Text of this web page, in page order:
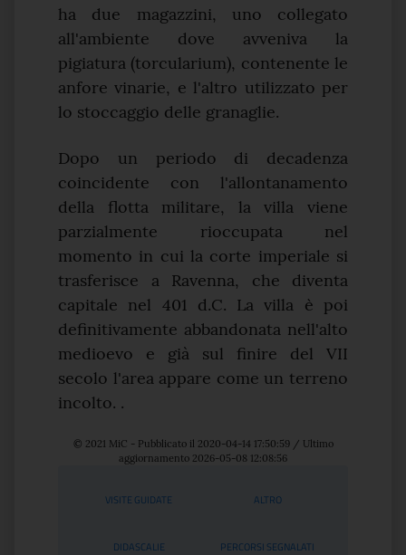
ha due magazzini, uno collegato
all'ambiente dove avveniva la
pigiatura (torcularium), contenente le
anfore vinarie, e l'altro utilizzato per
lo stoccaggio delle granaglie.
Dopo un periodo di decadenza
coincidente con l'allontanamento
della flotta militare, la villa viene
parzialmente rioccupata nel
momento in cui la corte imperiale si
trasferisce a Ravenna, che diventa
capitale nel 401 d.C. La villa è poi
definitivamente abbandonata nell'alto
medioevo e già sul finire del VII
secolo l'area appare come un terreno
incolto. .
© 2021 MiC - Pubblicato il 2020-04-14 17:50:59 / Ultimo
aggiornamento 2026-05-08 12:08:56
VISITE GUIDATE ALTRO
DIDASCALIE PERCORSI SEGNALATI